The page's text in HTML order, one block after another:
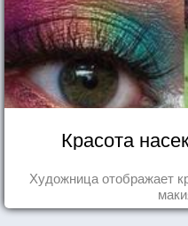
Красота
Художница отображает